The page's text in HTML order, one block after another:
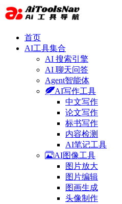
首页
AI工具集合
AI 搜索引擎
AI 聊天问答
Agent智能体
AI写作工具
中文写作
论文写作
标书写作
内容检测
AI笔记工具
AI图像工具
图片放大
图片编辑
图画生成
头像制作